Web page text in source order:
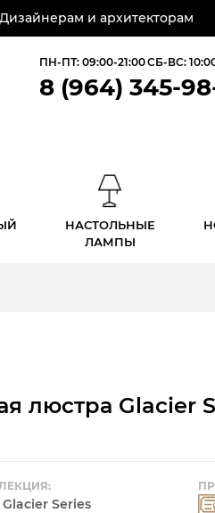
Дизайнерам и архитекторам
ПН-ПТ: 09:00-21:00СБ-ВС:
8 (964) 345-
НАСТОЛЬНЫЕ
ЛАМПЫ
люстра Glacier
Glacier Series